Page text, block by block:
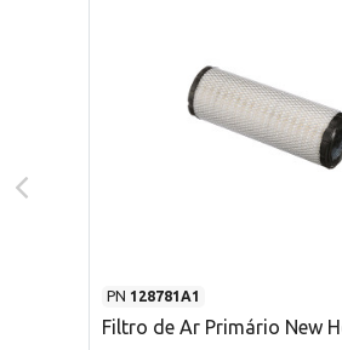
PN 128781A1
Filtro de Ar Primário New